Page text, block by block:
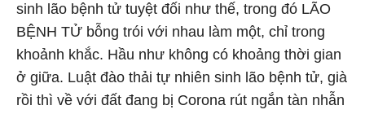
sinh lão bệnh tử tuyệt đối như thế, trong đó LÃO
BỆNH TỬ bỗng trói với nhau làm một, chỉ trong
khoảnh khắc. Hầu như không có khoảng thời gian
ở giữa. Luật đào thải tự nhiên sinh lão bệnh tử, già
rồi thì về với đất đang bị Corona rút ngắn tàn nhẫn